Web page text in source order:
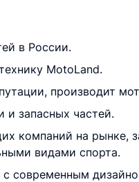
в России.
MotoLand.
производит
и запасных частей.
компаний на рынке,
видами спорта.
современным